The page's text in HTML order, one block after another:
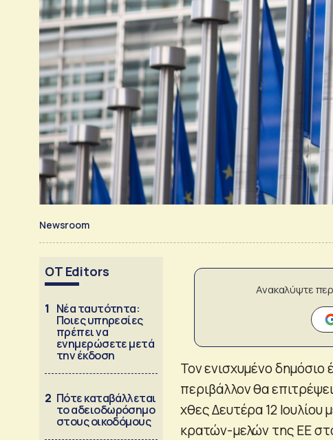
Newsroom
OT Editors
1 Νέα ταυτότητα:
Ποιες υπηρεσίες
πρέπει να
ενημερώσετε μετά
την έκδοση
2 Πότε καταβάλλεται
το αδειοδωρόσημο
στους οικοδόμους
Ανακαλύψτε
Τον ενισχυμένο
περιβάλλον θα
χθες Δευτέρα 12
κρατών-μελών της ΕΕ